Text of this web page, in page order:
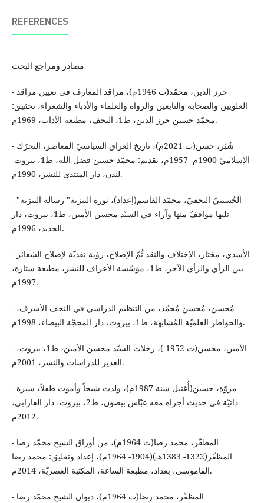
REFERENCES
مصادر ومراجع البحث
- حرز الدين، محمّد(ت 1946م)، مراقد المعارف في تعيين مراقد
العلويين والصحابة والتابعين والرواة والعلماء والأدباء والشعراء، تحقيق:
محمّد حسين حرز الدين، ط1، النجف، مطبعة الآداب، 1969م.
- شُبّر، حسن(ت 2021م)، تاريخ العراق السياسيّ المعاصر، التحرّك
الإسلاميّ 1900م- 1957م، تقديم: محمّد حسين فضل الله، ط1، بيروت-
لندن، دار المنتدى للنشر، 1990م.
- الحُسينيّ النجفيّ، محمّد القاسم(إعداد)، ثورة التنزيه" رسالة التنزيه"
تليها مواقفُ منها وآراء في السيّد محسن الأمين، ط1، بيروت، دار
الجديد، 1996م.
- الأسدي، مختار، الإختلاف والنقد ثُمّ الإصلاح، رؤية نقديّة لإصلاح الشعائر
بين الرأي والرأي الآخر، ط1، مؤسّسة الأعراف للنشر، مطبعة ستارة،
1997م.
- مُحسن، مُحسن مُحمّد، من التنظيم الدراسي في النجف الأشرف،
والحواظر العلميّة المُشابهة، ط1، بيروت، دار المحجّة البيضاء، 1998م.
- الأمين، محسن(ت 1952 )، رحلات السيّد محسن الأمين، ط1، بيروت،
الغدير للدراسات والنشر، 2001م.
- مروّة، حسين(أُغتيل سنة 1987م)، ولدت شيخاً وأموت طفلاً، سيرة
ذاتيّة في حديث أجراه معه عبّاس بيضون، ط2، بيروت، دار الفارابي،
2012م.
- المظفّر، محمد رضا(ت 1964م)، من أوراق الشيخ محمّد رضا
المظفّر(1322- 1383هـ)(1904- 1964م)، إعداد وتعليق: محمد رضا
القاموسي، بغداد، مطبعة الساعة، المكتبة العصريّة، 2014م.
- المظفّر، محمد رضا(ت 1964م)، ديوان الشيخ محمّد رضا